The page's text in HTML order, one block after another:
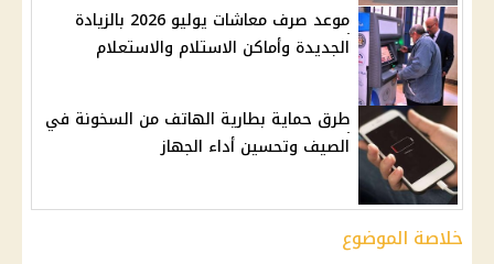
موعد صرف معاشات يوليو 2026 بالزيادة
الجديدة وأماكن الاستلام والاستعلام
طرق حماية بطارية الهاتف من السخونة في
الصيف وتحسين أداء الجهاز
خلاصة الموضوع